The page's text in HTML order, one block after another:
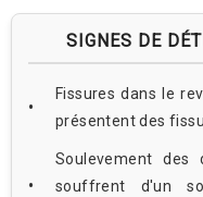
SIGNES DE
Fissures dans le
présentent des
Soulevement des
souffrent d'un